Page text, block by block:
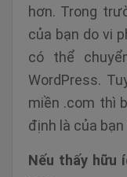
hơn. Trong
của bạn do vi
có thể
WordPress.
miền .com thì
định là của
Nếu thấy hữu